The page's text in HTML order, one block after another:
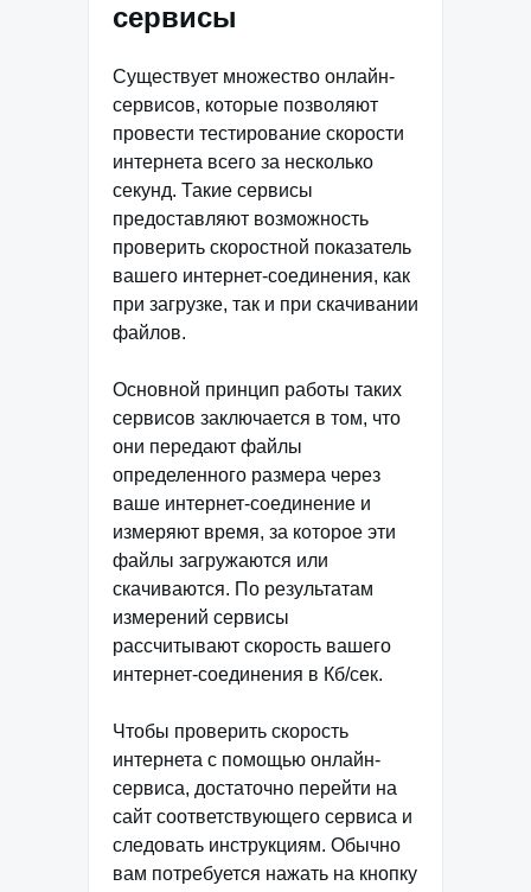
сервисы
Существует множество онлайн-
сервисов, которые позволяют
провести тестирование скорости
интернета всего за несколько
секунд. Такие сервисы
предоставляют возможность
проверить скоростной показатель
вашего интернет-соединения, как
при загрузке, так и при скачивании
файлов.
Основной принцип работы таких
сервисов заключается в том, что
они передают файлы
определенного размера через
ваше интернет-соединение и
измеряют время, за которое эти
файлы загружаются или
скачиваются. По результатам
измерений сервисы
рассчитывают скорость вашего
интернет-соединения в Кб/сек.
Чтобы проверить скорость
интернета с помощью онлайн-
сервиса, достаточно перейти на
сайт соответствующего сервиса и
следовать инструкциям. Обычно
вам потребуется нажать на кнопку